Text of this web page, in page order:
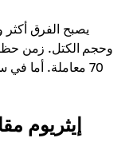
يصبح الفرق أكثر
إيثريوم